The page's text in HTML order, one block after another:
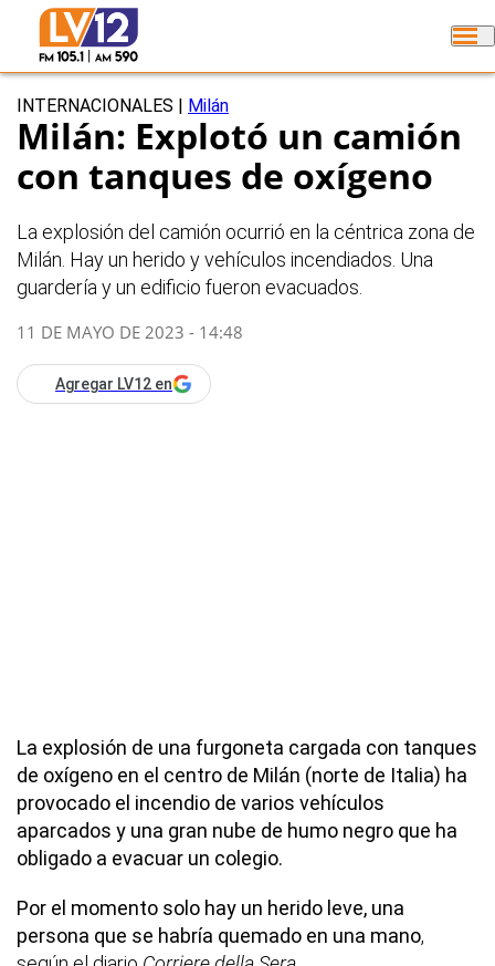
INTERNACIONALES Milán
Milán: Explotó un camión
con tanques de oxígeno
La explosión del camión ocurrió en la céntrica zona de
Milán. Hay un herido y vehículos incendiados. Una
guardería y un edificio fueron evacuados.
11 DE MAYO DE 2023 - 14:48
Agregar LV12 en
La explosión de una furgoneta cargada con tanques
de oxígeno en el centro de Milán (norte de Italia) ha
provocado el incendio de varios vehículos
aparcados y una gran nube de humo negro que ha
obligado a evacuar un colegio.
Por el momento solo hay un herido leve, una
persona que se habría quemado en una mano,